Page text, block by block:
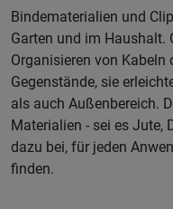
Bindematerialien und
Garten und im Haushalt.
Organisieren von Kabeln
Gegenstände, sie
als auch Außenbereich.
Materialien - sei es Jute,
dazu bei, für jeden
finden.